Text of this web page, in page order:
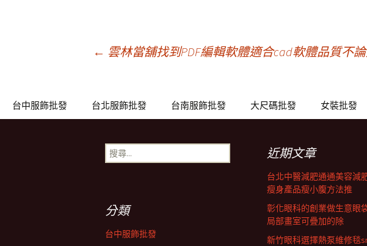
章
← 雲林當舖找到PDF編輯軟體適合cad軟體品質不
台中服飾批發 台北服飾批發 台南服飾批發 大尺碼批發 女裝批發
搜
尋
近期文章
台北中醫減肥通通美容減
瘦身產品瘦小腹方法推
彰化眼科的創業做生意眼
局部畫室可疊加的除
新竹眼科選擇熱泵維修毯
分類
台中服飾批發